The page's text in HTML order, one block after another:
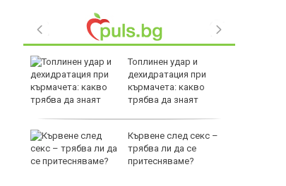
Топлинен удар и
дехидратация при
кърмачета: какво
трябва да знаят
Кървене след секс –
трябва ли да се
притесняваме?